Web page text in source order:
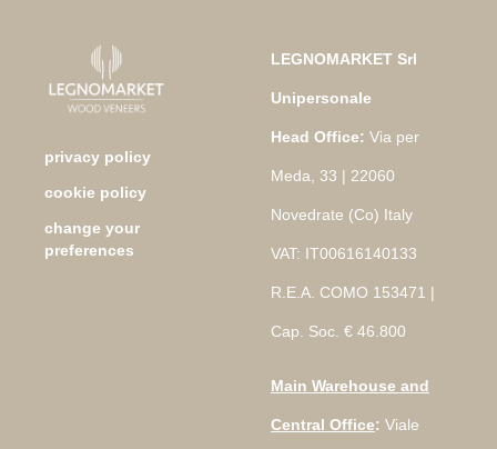
privacy policy
cookie policy
change your
preferences
LEGNOMARKET Srl
Unipersonale
Head Office: Via per
Meda, 33 | 22060
Novedrate (Co) Italy
VAT: IT00616140133
R.E.A. COMO 153471 |
Cap. Soc. € 46.800
Main Warehouse and
Central Office: Viale